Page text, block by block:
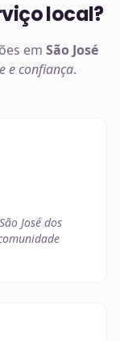
local?
em São José
e confiança.
José dos